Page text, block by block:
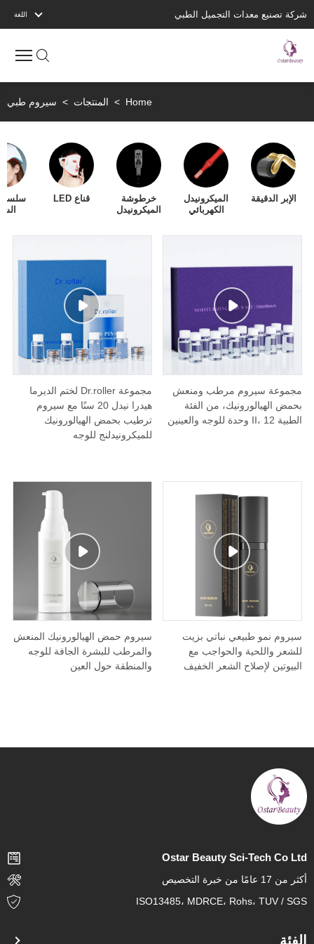
شركة تصنيع معدات التجميل الطبي اللغة
Home
> المنتجات > سيروم طبي
الإبر الدقيقة
الميكرونيدل
الكهربائي
خرطوشة
الميكرونيدل
قناع LED
مجموعة سيروم مرطب ومنعش
بحمض الهيالورونيك، من الفئة
الطبية II، 12 وحدة للوجه والعينين
مجموعة Dr.roller لختم الديرما
هيدرا نيدل 20 سنًا مع سيروم
ترطيب بحمض الهيالورونيك
للميكرونيدلنج للوجه
سيروم نمو طبيعي نباتي بزيت
للشعر واللحية والحواجب مع
البيوتين لإصلاح الشعر الخفيف
سيروم حمض الهيالورونيك المنعش
والمرطب للبشرة الجافة للوجه
والمنطقة حول العين
Ostar Beauty Sci-Tech Co Ltd
أكثر من 17 عامًا من خبرة التخصيص
ISO13485، MDRCE، Rohs، TUV / SGS
الفئة